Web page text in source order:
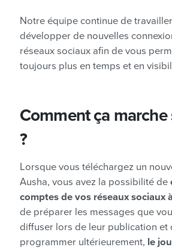
Notre équipe continue de
développer de nouvelles
réseaux sociaux afin de vous
toujours plus en temps et en
Comment ça marche
?
Lorsque vous téléchargez un
Ausha, vous avez la possibilité de
comptes de vos réseaux sociaux
de préparer les messages que
diffuser lors de leur publication et
programmer ultérieurement, le